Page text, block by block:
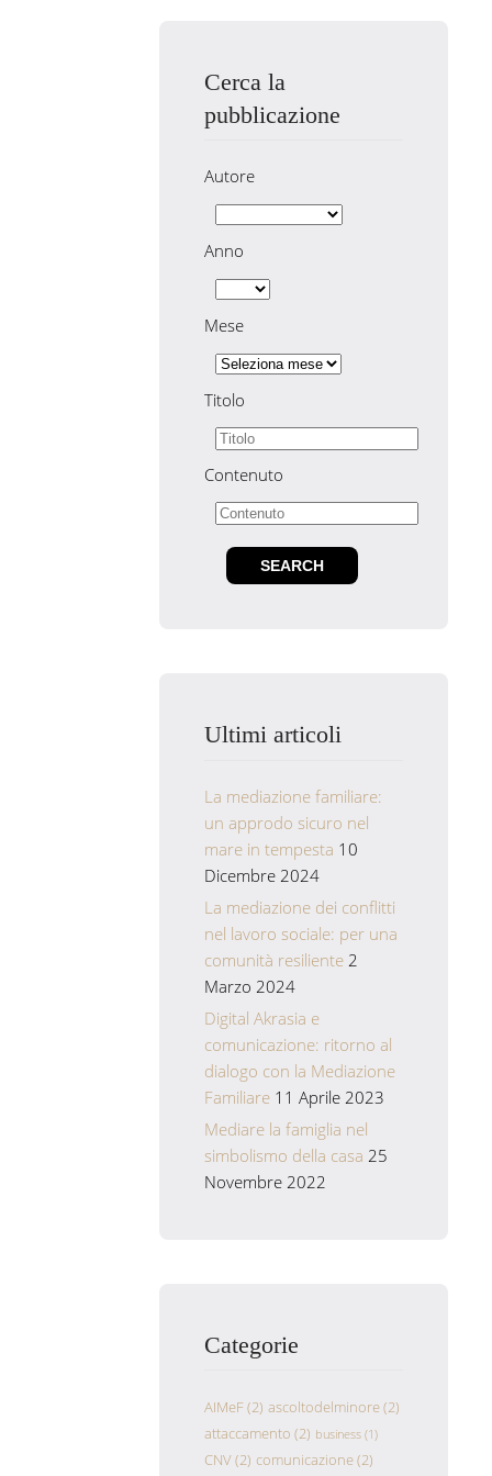
Cerca la
pubblicazione
Autore
Anno
Mese
Titolo
Contenuto
Ultimi articoli
La mediazione familiare:
un approdo sicuro nel
mare in tempesta 10
Dicembre 2024
La mediazione dei conflitti
nel lavoro sociale: per una
comunità resiliente 2
Marzo 2024
Digital Akrasia e
comunicazione: ritorno al
dialogo con la Mediazione
Familiare 11 Aprile 2023
Mediare la famiglia nel
simbolismo della casa 25
Novembre 2022
Categorie
AIMeF(2) ascoltodelminore(2)
attaccamento (2) business(1)
CNV(2) comunicazione(2)